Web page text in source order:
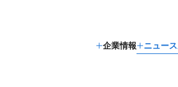
企業情報 ニュー